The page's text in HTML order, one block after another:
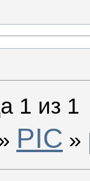
1 из 1
PIC »